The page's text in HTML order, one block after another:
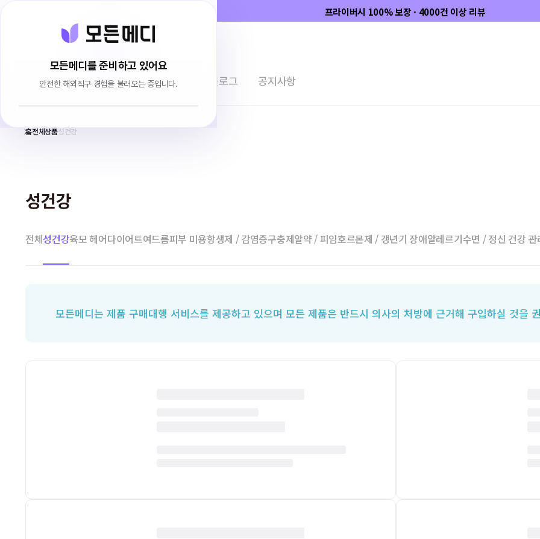
모든메디를 준비하고 있어요
안전한 해외직구 경험을 불러오는 중입니다.
프라이버시 100% 보장 · 4000건 이상 리뷰
전체상품 이용후기 브랜드소개 블로그 공지사항
홈전체상품성건강
성건강
전체성건강육모 헤어다이어트여드름피부 미용항생제 / 감염증구충제알약 / 피임호르몬제 / 갱년기 장애알레르기수면 / 정신 건강 관
모든메디는 제품 구매대행 서비스를 제공하고 있으며 모든 제품은 반드시 의사의 처방에 근거해 구입하실 것을